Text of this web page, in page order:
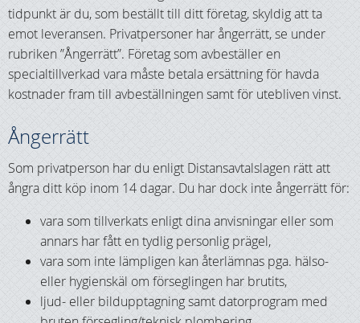
tidpunkt är du, som beställt till ditt företag, skyldig att ta
emot leveransen. Privatpersoner har ångerrätt, se under
rubriken ”Ångerrätt”. Företag som avbeställer en
specialtillverkad vara måste betala ersättning för havda
kostnader fram till avbeställningen samt för utebliven vinst.
Ångerrätt
Som privatperson har du enligt Distansavtalslagen rätt att
ångra ditt köp inom 14 dagar. Du har dock inte ångerrätt för:
vara som tillverkats enligt dina anvisningar eller som
annars har fått en tydlig personlig prägel,
vara som inte lämpligen kan återlämnas pga. hälso-
eller hygienskäl om förseglingen har brutits,
ljud- eller bildupptagning samt datorprogram med